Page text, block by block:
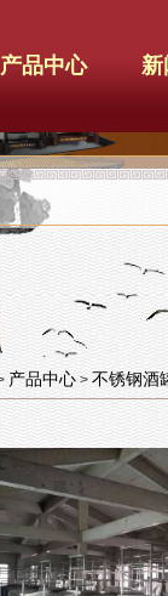
产品中心 新
产品中心 > 不锈钢酒